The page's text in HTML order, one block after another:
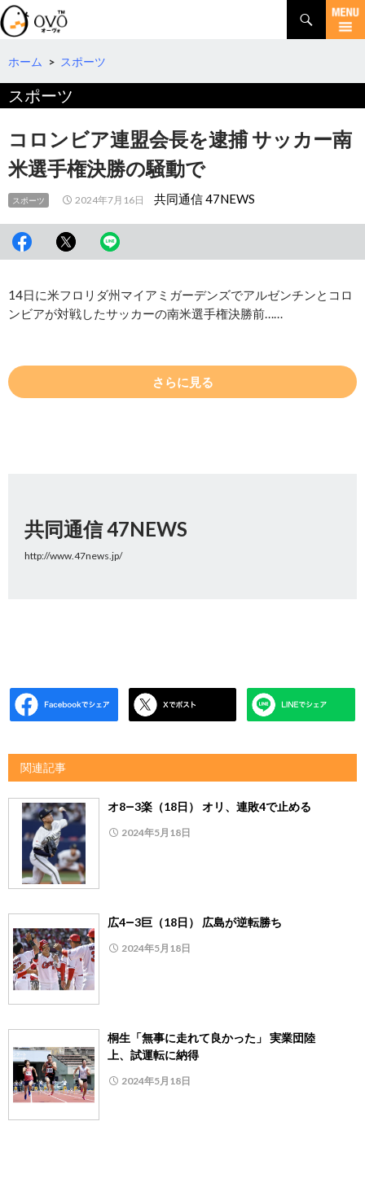
検
索
コ
テ
へ
ホーム > スポーツ
スポーツ
コロンビア連盟会長を逮捕 サッカー南
米選手権決勝の騒動で
スポーツ 2024年7月16日 共同通信 47NEWS
14日に米フロリダ州マイアミガーデンズでアルゼンチンとコロ
ンビアが対戦したサッカーの南米選手権決勝前……
さらに見る
共同通信 47NEWS
http://www.47news.jp/
関連記事
オ8―3楽（18日） オリ、連敗4で止める
2024年5月18日
広4―3巨（18日） 広島が逆転勝ち
2024年5月18日
桐生「無事に走れて良かった」 実業団陸
上、試運転に納得
2024年5月18日